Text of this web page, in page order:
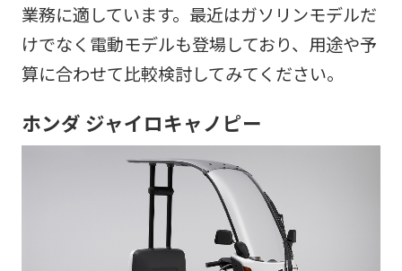
業務に適しています。最近はガソリンモデルだ
けでなく電動モデルも登場しており、用途や予
算に合わせて比較検討してみてください。
ホンダ ジャイロキャノピー